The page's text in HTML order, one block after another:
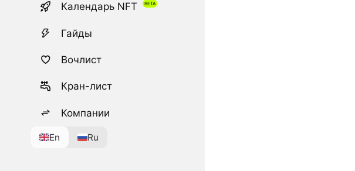
Календарь NFT
Гайды
Вочлист
Кран-лист
Компании
En Ru